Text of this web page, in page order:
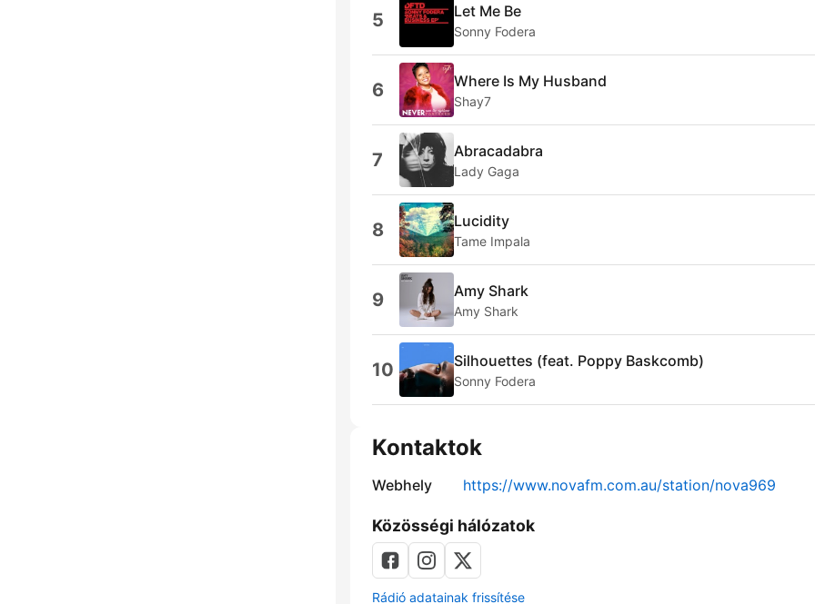
5 Let Me Be
Sonny Fodera
6 Where Is My Husband
Shay7
7 Abracadabra
Lady Gaga
8 Lucidity
Tame Impala
9 Amy Shark
Amy Shark
10 Silhouettes (feat. Poppy Baskcomb)
Sonny Fodera
Kontaktok
Webhely https://www.novafm.com.au/station/nova969
Közösségi hálózatok
Rádió adatainak frissítése